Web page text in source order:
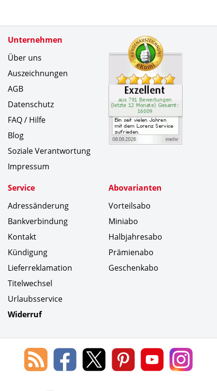
Unternehmen
Über uns
Auszeichnungen
AGB
Datenschutz
FAQ / Hilfe
Blog
Soziale Verantwortung
Impressum
Service
Adressänderung
Bankverbindung
Kontakt
Kündigung
Lieferreklamation
Titelwechsel
Urlaubsservice
Widerruf
Abovarianten
Vorteilsabo
Miniabo
Halbjahresabo
Prämienabo
Geschenkabo
Zertifikate
Social Media
Blog
des
Leserservice
Lorenz
Leserservice
Lorenz
Leserservice
Lorenz
Leserservice
Lorenz
Leserservice
Lorenz